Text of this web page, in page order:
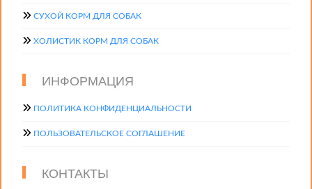
СУХОЙ КОРМ ДЛЯ СОБАК
ХОЛИСТИК КОРМ ДЛЯ СОБАК
ИНФОРМАЦИЯ
ПОЛИТИКА КОНФИДЕНЦИАЛЬНОСТИ
ПОЛЬЗОВАТЕЛЬСКОЕ СОГЛАШЕНИЕ
КОНТАКТЫ